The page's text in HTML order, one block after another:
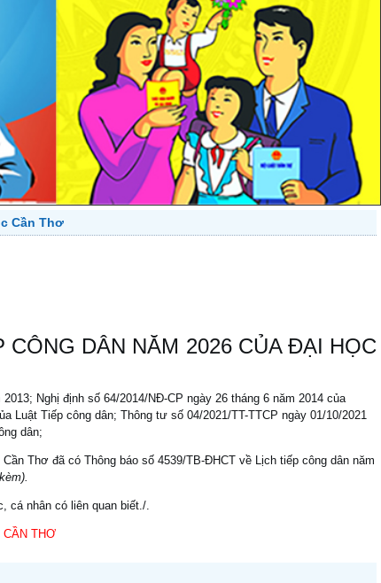
Cần Thơ
CÔNG DÂN NĂM 2026 CỦA ĐẠI HỌC
Nghị định số 64/2014/NĐ-CP ngày 26 tháng 6 năm 2014 của
Luật Tiếp công dân; Thông tư số 04/2021/TT-TTCP ngày 01/10/2021
dân;
Thơ đã có Thông báo số 4539/TB-ĐHCT về Lịch tiếp công dân năm
cá nhân có liên quan biết./.
CẦN THƠ